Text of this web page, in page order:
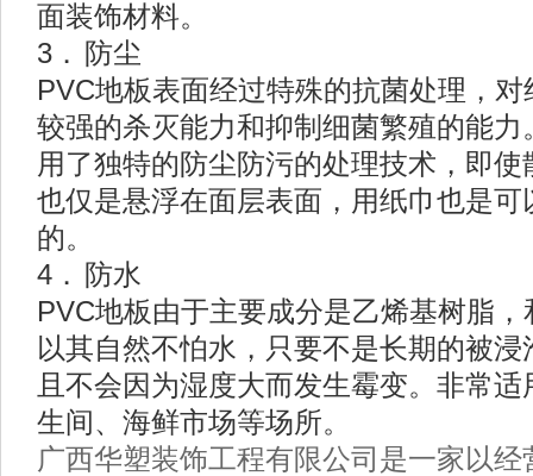
面装饰材料。
3．
防尘
PVC地板表面经过特殊的抗菌处理，
较强的杀灭能力和抑制细菌繁殖的能力
用了独特的防尘防污的处理技术，即
也仅是悬浮在面层表面，用纸巾也是可
的。
4．
防水
PVC地板由于主要成分是乙烯基树脂
以其自然不怕水，只要不是长期的被
且不会因为湿度大而发生霉变。非常
生间、海鲜市场等场所。
广西华塑装饰工程有限公司是一家以